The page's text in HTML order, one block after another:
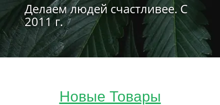
Делаем людей счастливее. С
2011 г.
Новые Товары